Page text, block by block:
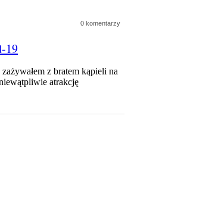
0 komentarzy
19
z bratem kąpieli na
atrakcję